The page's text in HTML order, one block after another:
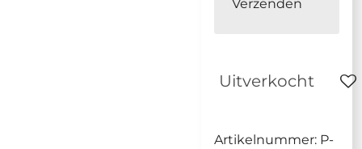
Uitverkocht
Artikelnummer: P-